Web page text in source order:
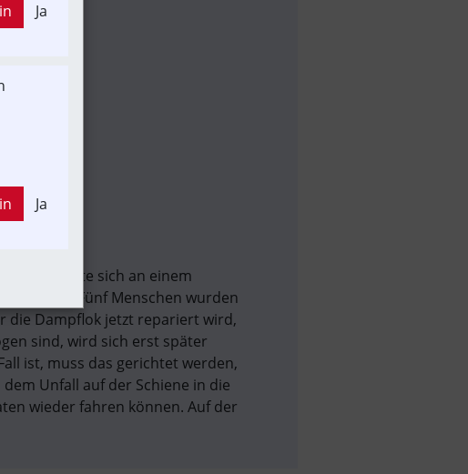
ereignete sich an einem
Fünf Menschen wurden
die Dampflok jetzt repariert wird,
sind, wird sich erst später
ist, muss das gerichtet werden,
Unfall auf der Schiene in die
wieder fahren können. Auf der
Ja
Ja